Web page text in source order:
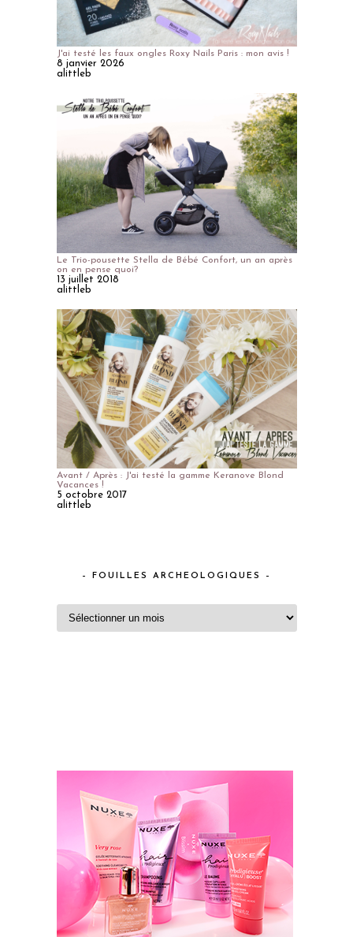
J'ai testé les faux ongles Roxy Nails Paris : mon avis !
8 janvier 2026
alittleb
Le Trio-pousette Stella de Bébé Confort, un an après
on en pense quoi?
13 juillet 2018
alittleb
Avant / Après : J'ai testé la gamme Keranove Blond
Vacances !
5 octobre 2017
alittleb
– FOUILLES ARCHEOLOGIQUES –